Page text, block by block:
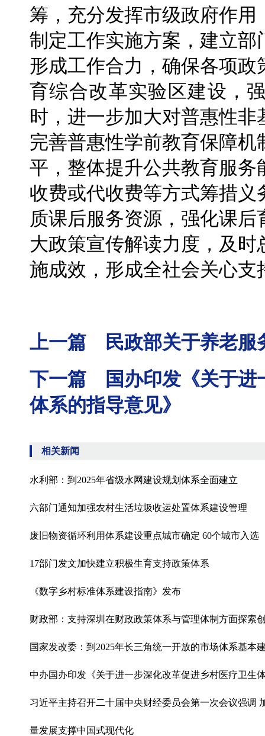
筹，充分发挥市级政府作
制定工作实施方案，建立
形成工作合力，确保各项
育综合改革实验区建设，
时，进一步加大对普惠性
完善普惠性学前教育保障
平，整体提升公共教育服
收费或代收费等方式筹措
质课后服务资源，强化课
大政策宣传解读力度，及
施成效，形成全社会关心支
上一篇 民政部关于养老服
下一篇 国办印发《关于进
体系的指导意见》
相关新闻
水利部：到2025年省级水网建设规划体系全面建立
六部门通知加强农村生活垃圾收运处置体系建设管理
废旧物资循环利用体系建设重点城市确定 60个城市入选
17部门发文加快建立积极生育支持政策体系
《数字乡村标准体系建设指南》发布
财政部：支持深圳在财政政策体系与管理体制方面探索
国家发改委：到2025年长三角统一开放的市场体系基本
中办国办印发《关于进一步深化改革促进乡村医疗卫生
习近平主持召开二十届中央财经委员会第一次会议强调
量发展支撑中国式现代化